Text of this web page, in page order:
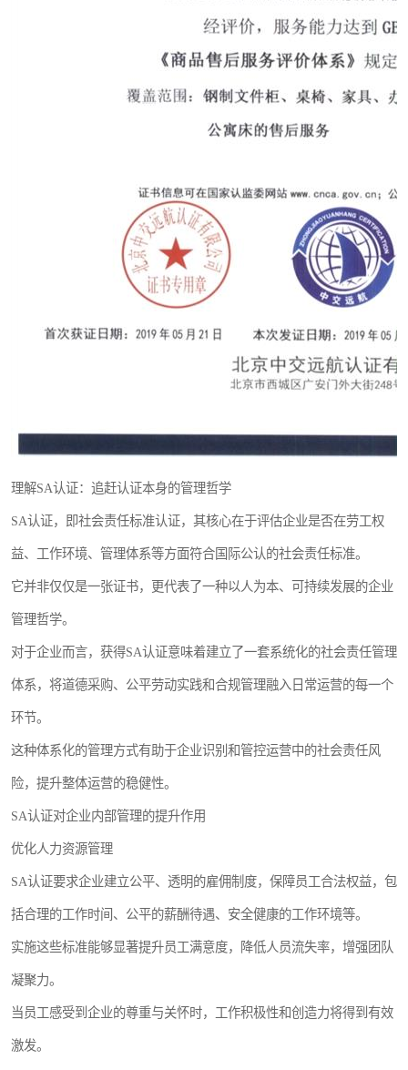
理解SA认证：追赶认证本身的管理哲学
SA认证，即社会责任标准认证，其核心在于评估企业是否在劳工权
益、工作环境、管理体系等方面符合国际公认的社会责任标准。
它并非仅仅是一张证书，更代表了一种以人为本、可持续发展的企业
管理哲学。
对于企业而言，获得SA认证意味着建立了一套系统化的社会责任管理
体系，将道德采购、公平劳动实践和合规管理融入日常运营的每一个
环节。
这种体系化的管理方式有助于企业识别和管控运营中的社会责任风
险，提升整体运营的稳健性。
SA认证对企业内部管理的提升作用
优化人力资源管理
SA认证要求企业建立公平、透明的雇佣制度，保障员工合法权益，包
括合理的工作时间、公平的薪酬待遇、安全健康的工作环境等。
实施这些标准能够显著提升员工满意度，降低人员流失率，增强团队
凝聚力。
当员工感受到企业的尊重与关怀时，工作积极性和创造力将得到有效
激发。